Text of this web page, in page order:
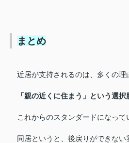
まとめ
近居が支持されるのは、多くの理
「親の近くに住まう」という選択
これからのスタンダードになって
同居というと、後戻りができない